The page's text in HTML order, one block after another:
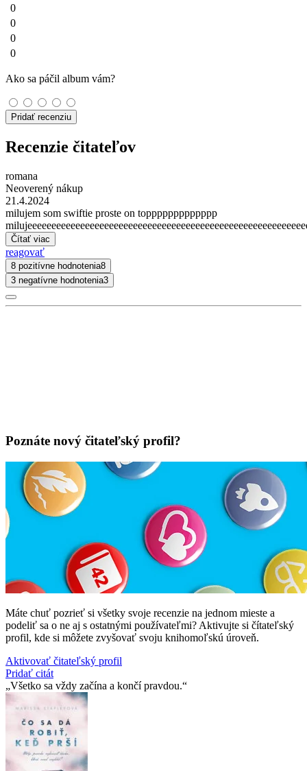
0
0
0
0
Ako sa páčil album vám?
Pridať recenziu
Recenzie čitateľov
romana
Neoverený nákup
21.4.2024
milujem som swiftie proste on toppppppppppppp
Čítať viac
reagovať
8 pozitívne hodnotenia8
3 negatívne hodnotenia3
Poznáte nový čitateľský profil?
Máte chuť pozrieť si všetky svoje recenzie na jednom mieste a
podeliť sa o ne aj s ostatnými používateľmi? Aktivujte si čítateľský
profil, kde si môžete zvyšovať svoju knihomoľskú úroveň.
Aktivovať čitateľský profil
Pridať citát
Všetko sa vždy začína a končí pravdou.